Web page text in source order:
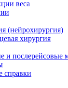
веса
(нейрохирургия)
хирургия
и послерейсовые
справки